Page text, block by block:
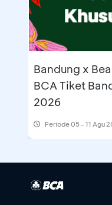
Bandung x
BCA Tiket
2026
Periode05 - 11 Agu